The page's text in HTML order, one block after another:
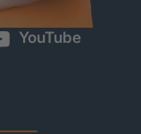
YouTube